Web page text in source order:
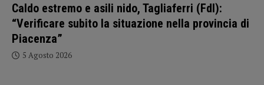
Caldo estremo e asili nido, Tagliaferri (FdI):
“Verificare subito la situazione nella provincia di
Piacenza”
5 Agosto 2026